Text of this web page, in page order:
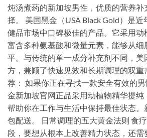
炖汤煮药的新加坡男性，优质的营养
择。 美国黑金（USA Black Gold）是
健品市场中口碑极佳的产品。它采用动
富含多种氨基酸和微量元素，能够从细
平。与传统的单一成分补充剂不同，
方，兼顾了快速见效和长期调理的双重
荐： 如果你正在寻找一款安全有效的
金新加坡官网正品采用动植物精华提纯
帮助你在工作与生活中保持最佳状态
包配送。 日常调理的五大黄金法则 食
段，要想从根本上改善精力状态，还需